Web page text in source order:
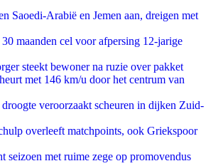
Saoedi-Arabië en Jemen aan, dreigen met
maanden cel voor afpersing 12-jarige
steekt bewoner na ruzie over pakket
met 146 km/u door het centrum van
veroorzaakt scheuren in dijken Zuid-
overleeft matchpoints, ook Griekspoor
seizoen met ruime zege op promovendus